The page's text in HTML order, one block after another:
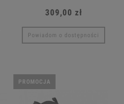
309,00 zł
Powiadom o dostępności
PROMOCJA